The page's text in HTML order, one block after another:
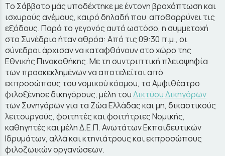
Το Σάββατο μάς υποδέχτηκε με έντονη βροχόπτωση και
ισχυρούς ανέμους, καιρό δηλαδή που αποθαρρύνει τις
εξόδους. Παρά το γεγονός αυτό ωστόσο, η συμμετοχή
στο Συνέδριο ήταν αθρόα: Από τις 09:30 π.μ., οι
σύνεδροι άρχισαν να καταφθάνουν στο χώρο της
Εθνικής Πινακοθήκης. Με τη συντριπτική πλειοψηφία
των προσκεκλημένων να αποτελείται από
εκπροσώπους του νομικού κόσμου, το Αμφιθέατρο
φιλοξένησε δικηγόρους, μέλη τουΔικτύου Δικηγόρων
των Συνηγόρων για τα Ζώα Ελλάδας και μη, δικαστικούς
λειτουργούς, φοιτητές και φοιτήτριες Νομικής,
καθηγητές και μέλη Δ.Ε.Π. Ανωτάτων Εκπαιδευτικών
Ιδρυμάτων, αλλά και κτηνιάτρους και εκπροσώπους
φιλοζωικών οργανώσεων.